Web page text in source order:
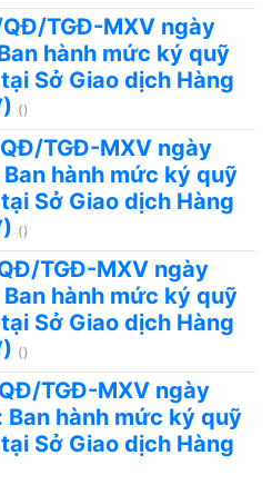
TGĐ-MXV ngày
hành mức ký quỹ
Sở Giao dịch Hàng
()
TGĐ-MXV ngày
hành mức ký quỹ
Sở Giao dịch Hàng
()
TGĐ-MXV ngày
hành mức ký quỹ
Sở Giao dịch Hàng
()
TGĐ-MXV ngày
hành mức ký quỹ
Sở Giao dịch Hàng